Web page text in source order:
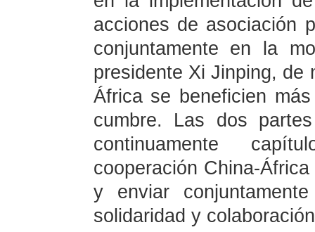
acciones de asociación
conjuntamente en la
presidente Xi Jinping, de
África se beneficien
cumbre. Las dos
continuamente
cooperación China-
y enviar
solidaridad y